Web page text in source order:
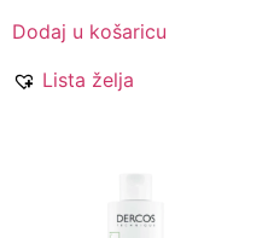
Dodaj u košaricu
Lista želja